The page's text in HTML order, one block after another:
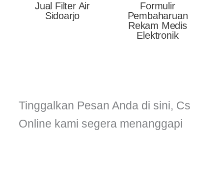
Jual Filter Air
Sidoarjo
Formulir
Pembaharuan
Rekam Medis
Elektronik
Tinggalkan Pesan Anda di sini, Cs
Online kami segera menanggapi